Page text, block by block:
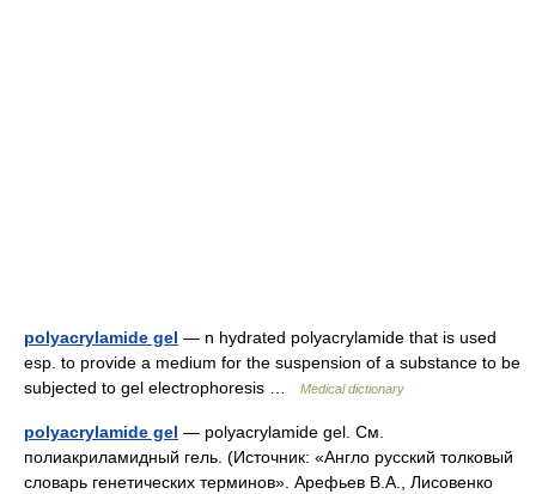
polyacrylamide gel — n hydrated polyacrylamide that is used
esp. to provide a medium for the suspension of a substance to be
subjected to gel electrophoresis …
Medical dictionary
polyacrylamide gel — polyacrylamide gel. См.
полиакриламидный гель. (Источник: «Англо русский толковый
словарь генетических терминов». Арефьев В.А., Лисовенко